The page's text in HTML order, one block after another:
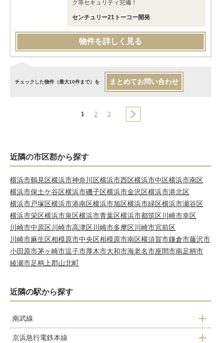
ク等セキュリティ完備！
センチュリー21トーコー開発
物件を詳しく見る
チェックした物件（最大10件まで）を まとめてお問い合わせ
1 2 3
近隣の市区郡から探す
横浜市鶴見区横浜市神奈川区横浜市西区横浜市中区横浜市南区
横浜市保土ケ谷区横浜市磯子区横浜市金沢区横浜市港北区
横浜市戸塚区横浜市港南区横浜市旭区横浜市緑区横浜市瀬谷区
横浜市栄区横浜市泉区横浜市青葉区横浜市都筑区川崎市幸区
川崎市中原区川崎市高津区川崎市多摩区川崎市宮前区
川崎市麻生区相模原市中央区相模原市南区横須賀市鎌倉市藤沢市
小田原市茅ヶ崎市逗子市厚木市大和市海老名市座間市南足柄市
綾瀬市足柄上郡山北町
近隣の駅から探す
南武線
浜川崎
京浜急行電鉄本線